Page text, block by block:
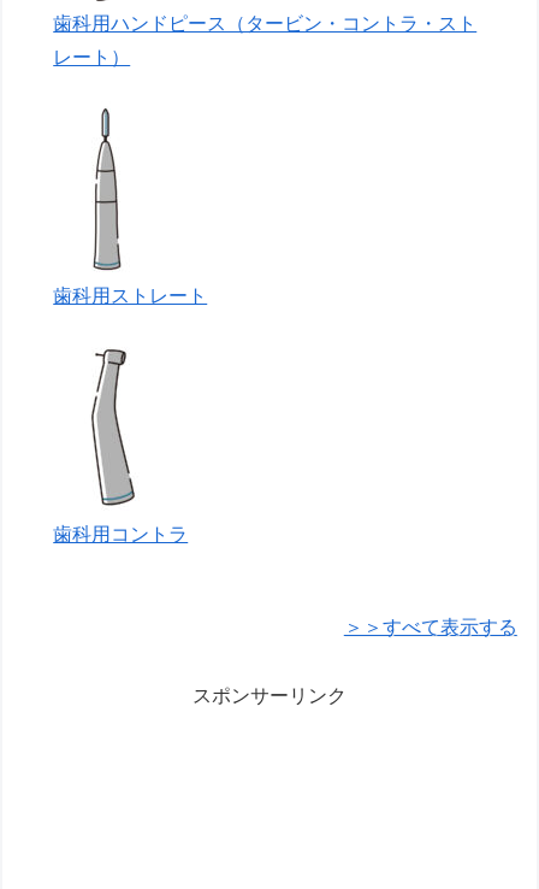
歯科用ハンドピース（タービン・コントラ・スト
レート）
歯科用ストレート
歯科用コントラ
＞＞すべて表示する
スポンサーリンク